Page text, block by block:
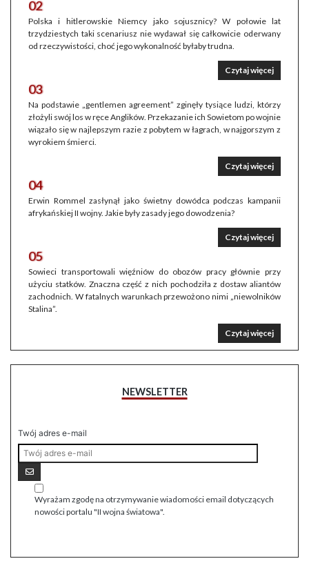
02
Polska i hitlerowskie Niemcy jako sojusznicy? W połowie lat
trzydziestych taki scenariusz nie wydawał się całkowicie oderwany
od rzeczywistości, choć jego wykonalność byłaby trudna.
Czytaj więcej
03
Na podstawie „gentlemen agreement” zginęły tysiące ludzi, którzy
złożyli swój los w ręce Anglików. Przekazanie ich Sowietom po wojnie
wiązało się w najlepszym razie z pobytem w łagrach, w najgorszym z
wyrokiem śmierci.
Czytaj więcej
04
Erwin Rommel zasłynął jako świetny dowódca podczas kampanii
afrykańskiej II wojny. Jakie były zasady jego dowodzenia?
Czytaj więcej
05
Sowieci transportowali więźniów do obozów pracy głównie przy
użyciu statków. Znaczna część z nich pochodziła z dostaw aliantów
zachodnich. W fatalnych warunkach przewożono nimi „niewolników
Stalina”.
Czytaj więcej
NEWSLETTER
Twój adres e-mail
Wyrażam zgodę na otrzymywanie wiadomości email dotyczących
nowości portalu "II wojna światowa".